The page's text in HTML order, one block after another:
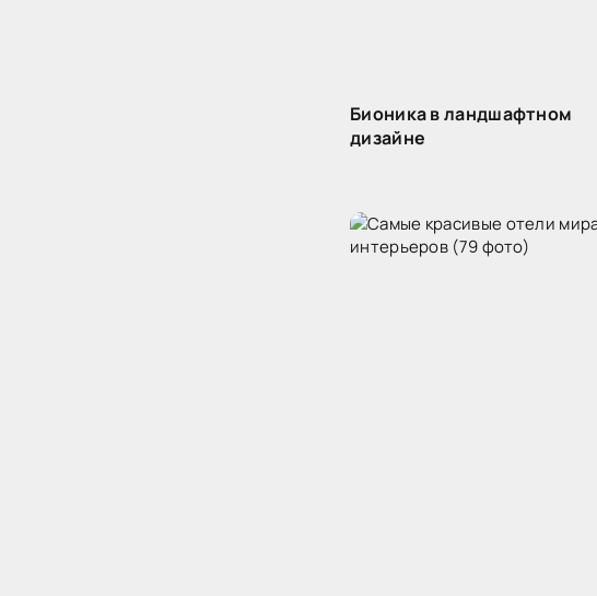
Бионика в ландшафтном
дизайне